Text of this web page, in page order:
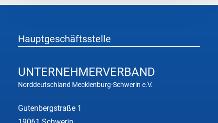
für
Region
Nordwestmecklenburg
Hauptgeschäftsstelle
UNTERNEHMERVERBAND
Norddeutschland Mecklenburg-Schwerin e.V.
Gutenbergstraße 1